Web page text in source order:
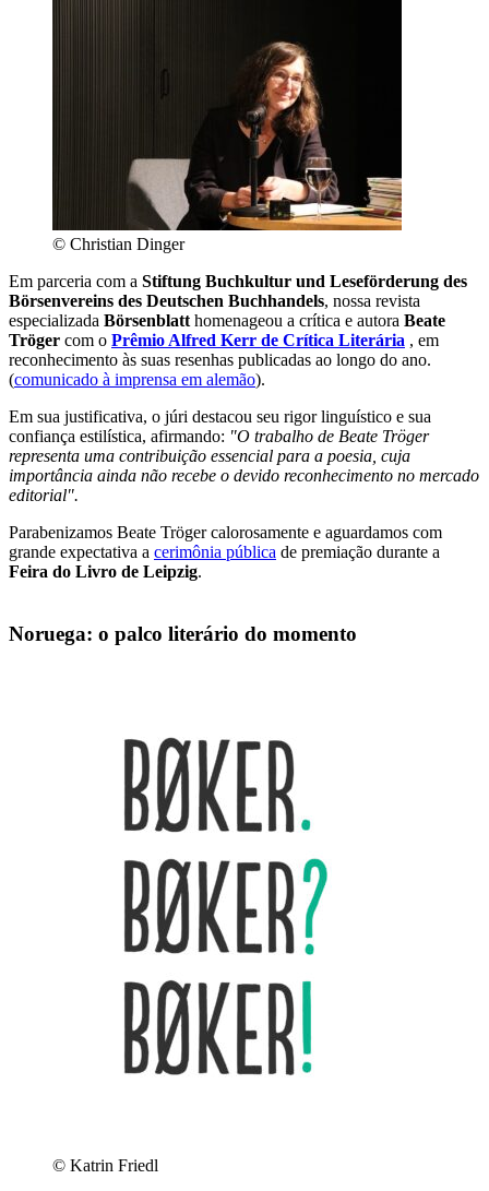
© Christian Dinger
Em parceria com a Stiftung Buchkultur und Leseförderung des
Börsenvereins des Deutschen Buchhandels, nossa revista
especializada Börsenblatthomenageou a crítica e autora Beate
Tröger com o Prêmio Alfred Kerr de Crítica Literária , em
reconhecimento às suas resenhas publicadas ao longo do ano.
(comunicado à imprensa em alemão).
Em sua justificativa, o júri destacou seu rigor linguístico e sua
confiança estilística, afirmando: "O trabalho de Beate Tröger
representa uma contribuição essencial para a poesia, cuja
importância ainda não recebe o devido reconhecimento no mercado
editorial".
Parabenizamos Beate Tröger calorosamente e aguardamos com
grande expectativa a cerimônia pública de premiação durante a
Feira do Livro de Leipzig.
Noruega: o palco literário do momento
© Katrin Friedl